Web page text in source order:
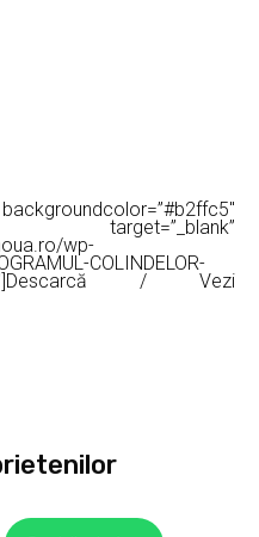
wp-
COLINDELOR-
/ Vezi